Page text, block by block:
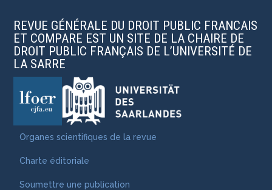
REVUE GÉNÉRALE DU DROIT PUBLIC FRANCAIS
ET COMPARE EST UN SITE DE LA CHAIRE DE
DROIT PUBLIC FRANÇAIS DE L’UNIVERSITÉ DE
LA SARRE
Organes scientifiques de la revue
Charte éditoriale
Soumettre une publication